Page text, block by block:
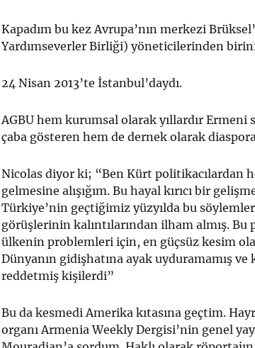
Kapadım bu kez Avrupa’nın merkezi
Yardımseverler Birliği) yöneticilerinden
24 Nisan 2013’te İstanbul’daydı.
AGBU hem kurumsal olarak yıllardır Ermeni
çaba gösteren hem de dernek olarak
Nicolas diyor ki; “Ben Kürt politikacılardan
gelmesine alışığım. Bu hayal kırıcı bir
Türkiye’nin geçtiğimiz yüzyılda bu
görüşlerinin kalıntılarından ilham almış. Bu
ülkenin problemleri için, en güçsüz kesim
Dünyanın gidişhatına ayak uyduramamış ve
reddetmiş kişilerdi”
Bu da kesmedi Amerika kıtasına geçtim.
organı Armenia Weekly Dergisi’nin genel